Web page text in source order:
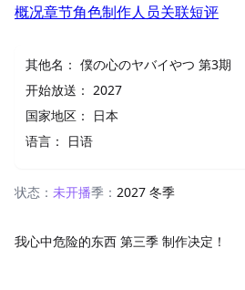
概况章节角色制作人员关联短评
其他名： 僕の心のヤバイやつ 第3期
开始放送： 2027
国家地区：
日本
语言：
日语
状态： 未开播季： 2027 冬季
我心中危险的东西 第三季 制作决定！